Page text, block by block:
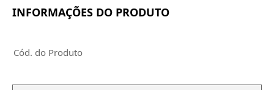
INFORMAÇÕES DO PRODUTO
Cód. do Produto